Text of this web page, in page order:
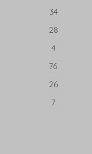
34
28
4
76
26
7